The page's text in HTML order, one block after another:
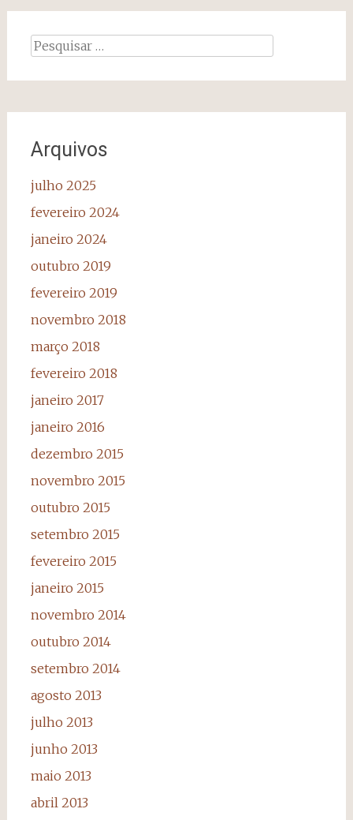
Pesquisar
por:
Arquivos
julho 2025
fevereiro 2024
janeiro 2024
outubro 2019
fevereiro 2019
novembro 2018
março 2018
fevereiro 2018
janeiro 2017
janeiro 2016
dezembro 2015
novembro 2015
outubro 2015
setembro 2015
fevereiro 2015
janeiro 2015
novembro 2014
outubro 2014
setembro 2014
agosto 2013
julho 2013
junho 2013
maio 2013
abril 2013